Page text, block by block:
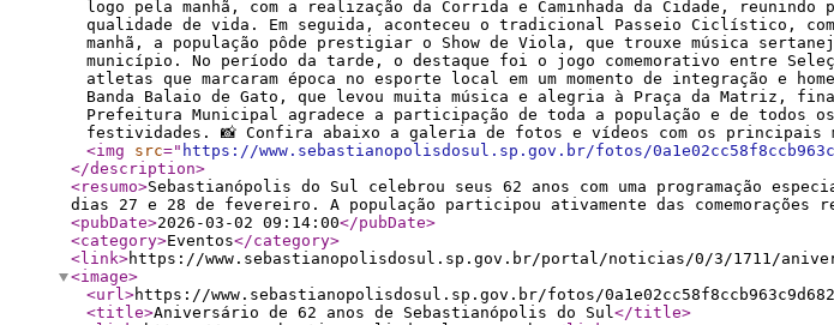
logo pela manhã, com a realização da Corrida e Caminhada da Cidade,
qualidade de vida. Em seguida, aconteceu o tradicional Passeio Ciclístico,
manhã, a população pôde prestigiar o Show de Viola, que trouxe música
município. No período da tarde, o destaque foi o jogo comemorativo entre
atletas que marcaram época no esporte local em um momento de integração e
Banda Balaio de Gato, que levou muita música e alegria à Praça da Matriz,
Prefeitura Municipal agradece a participação de toda a população e de todos
festividades. 📸 Confira abaixo a galeria de fotos e vídeos com os principais
<img
src=" https://www.sebastianopolisdosul.sp.gov.br/fotos/
</description>
<resumo>Sebastianópolis do Sul celebrou seus 62 anos com uma programação
dias 27 e 28 de fevereiro. A população participou ativamente das comemorações
<pubDate>2026-03-02 09:14:00</pubDate>
<category>Eventos</category>
<link>https://www.sebastianopolisdosul.sp.gov.br/portal/noticias/0/3/1711/
<image>
<url>https://www.sebastianopolisdosul.sp.gov.br/fotos/
<title>Aniversário de 62 anos de Sebastianópolis do Sul</title>